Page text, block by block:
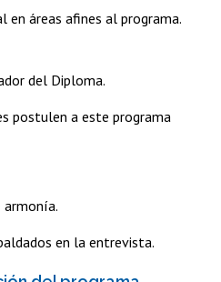
áreas afines al programa.
del Diploma.
postulen a este programa
armonía.
en la entrevista.